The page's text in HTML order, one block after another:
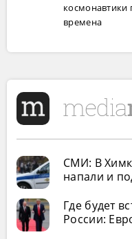
космонавтики
времена
СМИ: В
напали и
Где будет
России: